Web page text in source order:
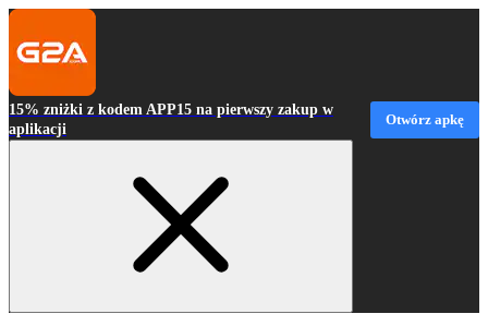
15% zniżki z kodem APP15 na pierwszy zakup w
aplikacji
Otwórz apkę